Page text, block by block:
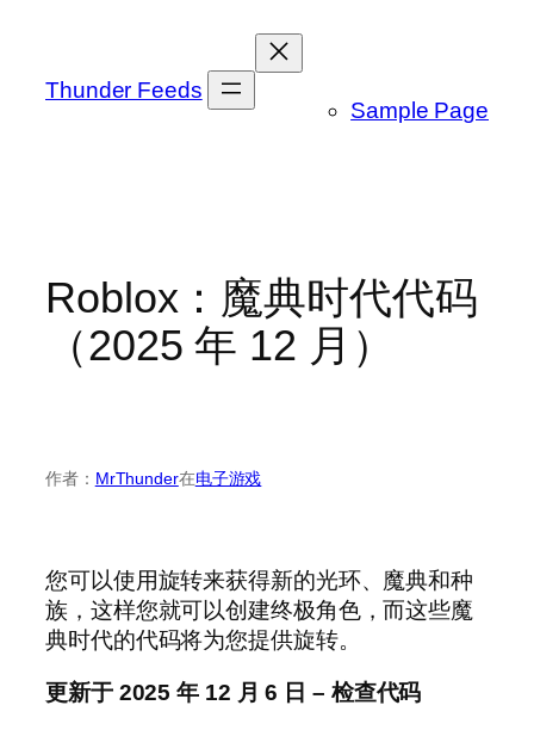
Thunder Feeds
Sample Page
Roblox：魔典时代代码
（2025 年 12 月）
作者： MrThunder在电子游戏
您可以使用旋转来获得新的光环、魔典和种
族，这样您就可以创建终极角色，而这些魔
典时代的代码将为您提供旋转。
更新于 2025 年 12 月 6 日 – 检查代码